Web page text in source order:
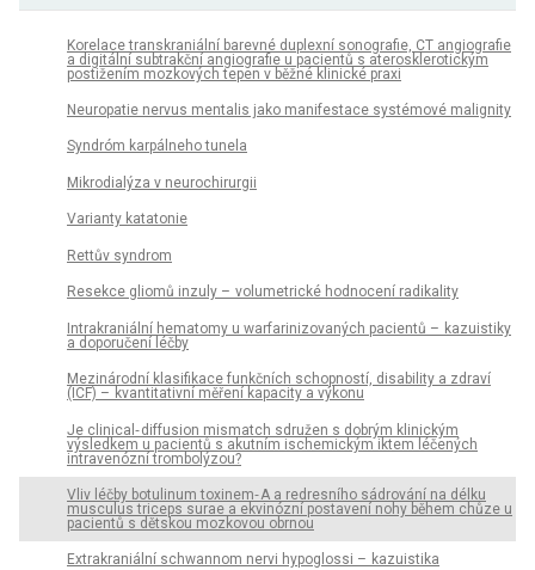
Korelace transkraniální barevné duplexní sonografie, CT angiografie
a digitální subtrakční angiografie u pacientů s aterosklerotickým
postižením mozkových tepen v běžné klinické praxi
Neuropatie nervus mentalis jako manifestace systémové malignity
Syndróm karpálneho tunela
Mikrodialýza v neurochirurgii
Varianty katatonie
Rettův syndrom
Resekce gliomů inzuly – volumetrické hodnocení radikality
Intrakraniální hematomy u warfarinizovaných pacientů – kazuistiky
a doporučení léčby
Mezinárodní klasifikace funkčních schopností, disability a zdraví
(ICF) – kvantitativní měření kapacity a výkonu
Je clinical‑ diffusion mismatch sdružen s dobrým klinickým
výsledkem u pacientů s akutním ischemickým iktem léčených
intravenózní trombolýzou?
Vliv léčby botulinum toxinem‑ A a redresního sádrování na délku
musculus triceps surae a ekvinózní postavení nohy během chůze u
pacientů s dětskou mozkovou obrnou
Extrakraniální schwannom nervi hypoglossi – kazuistika